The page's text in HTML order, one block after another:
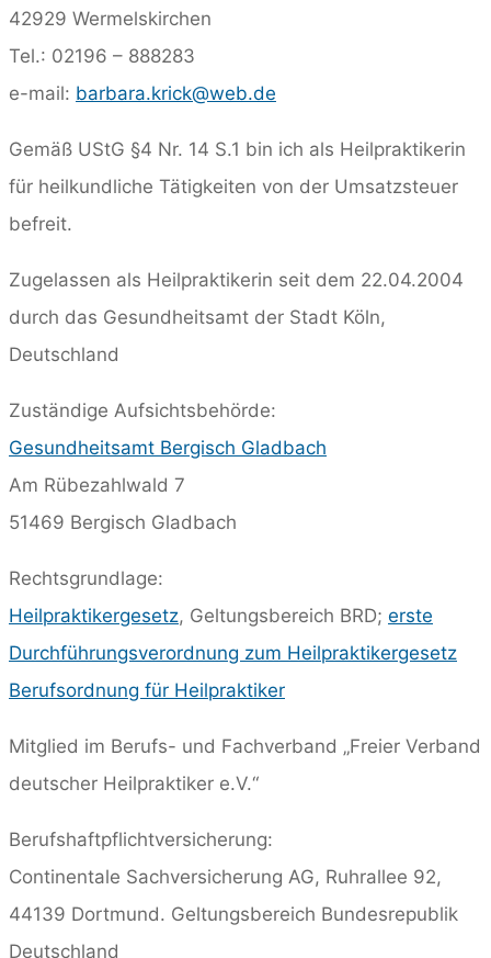
42929 Wermelskirchen
Tel.: 02196 – 888283
e-mail: barbara.krick@web.de
Gemäß UStG §4 Nr. 14 S.1 bin ich als Heilpraktikerin
für heilkundliche Tätigkeiten von der Umsatzsteuer
befreit.
Zugelassen als Heilpraktikerin seit dem 22.04.2004
durch das Gesundheitsamt der Stadt Köln,
Deutschland
Zuständige Aufsichtsbehörde:
Gesundheitsamt Bergisch Gladbach
Am Rübezahlwald 7
51469 Bergisch Gladbach
Rechtsgrundlage:
Heilpraktikergesetz, Geltungsbereich BRD; erste
Durchführungsverordnung zum Heilpraktikergesetz
Berufsordnung für Heilpraktiker
Mitglied im Berufs- und Fachverband „Freier Verband
deutscher Heilpraktiker e.V.“
Berufshaftpflichtversicherung:
Continentale Sachversicherung AG, Ruhrallee 92,
44139 Dortmund. Geltungsbereich Bundesrepublik
Deutschland